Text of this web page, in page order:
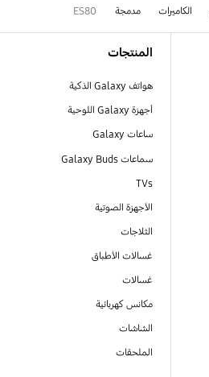
الكاميرات مدمجة ES80
المنتجات
هواتف Galaxy الذكية
أجهزة Galaxy اللوحية
ساعات Galaxy
سماعات Galaxy Buds
TVs
الأجهزة الصوتية
الثلاجات
غسالات الأطباق
غسالات
مكانس كهربائية
الشاشات
الملحقات